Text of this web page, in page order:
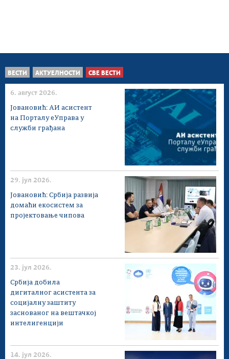
ВЕСТИ АКТУЕЛНОСТИ СВЕ ВЕСТИ
6. август 2026.
Јовановић: АИ асистент
на Порталу еУправа у
служби грађана
29. јул 2026.
Јовановић: Србија развија
домаћи екосистем за
пројектовање чипова
23. јул 2026.
Србија добила
дигиталног асистента за
социјалну заштиту
заснованог на вештачкој
интелигенцији
14. јул 2026.